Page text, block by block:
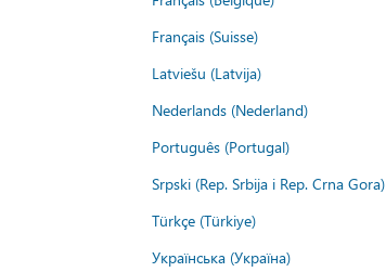
Français (Suisse)
Latviešu (Latvija)
Nederlands (Nederland)
Português (Portugal)
Srpski (Rep. Srbija i Rep. Crna Gora)
Türkçe (Türkiye)
Українська (Україна)